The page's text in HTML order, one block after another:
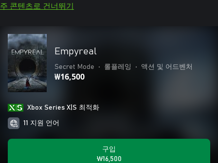
주 콘텐츠로 건너뛰기
Empyreal
Secret Mode • 롤플레잉 • 액션 및 어드벤처
₩16,500
Xbox Series X|S 최적화
11 지원 언어
구입
₩16,500